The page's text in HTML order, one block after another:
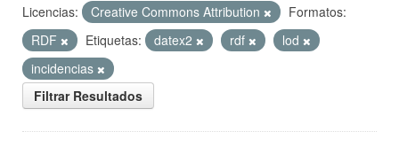
Licencias: Creative Commons Attribution
Formatos:
RDF
Etiquetas: datex2 rdf
lod
incidencias
Filtrar Resultados